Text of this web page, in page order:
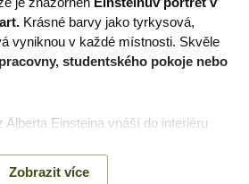
Krásné barvy jako tyrkysová,
vyniknou v každé místnosti. Skvěle
studentského pokoje nebo
Alberta Einsteina vnáší do interiéru
Zobrazit více